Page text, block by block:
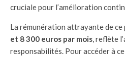
cruciale pour l’amélioration
La rémunération attrayante de
et 8 300 euros par mois , reflète
responsabilités. Pour accéder à